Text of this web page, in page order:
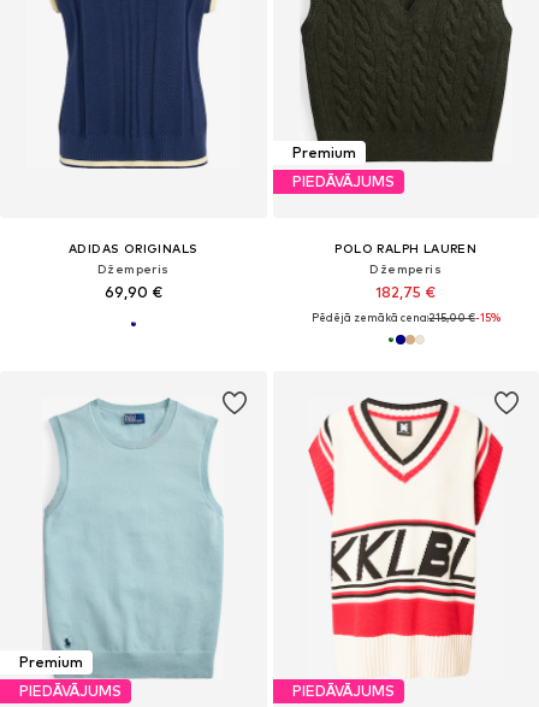
ADIDAS ORIGINALS
Džemperis
69,90 €
Premium
PIEDĀVĀJUMS
POLO RALPH LAUREN
Džemperis
182,75 €
Pēdējā zemākā cena:215,00 €-15%
Premium
PIEDĀVĀJUMS
PIEDĀVĀJUMS